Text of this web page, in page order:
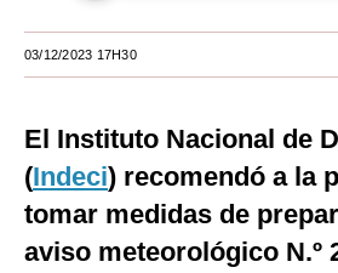
Lujo
Estilos
Mundo
03/12/2023 17H30
El Instituto Nacional de
(Indeci) recomendó a la
tomar medidas de
aviso meteorológico N.º